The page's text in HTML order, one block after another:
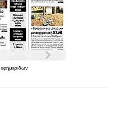
εφημερίδων